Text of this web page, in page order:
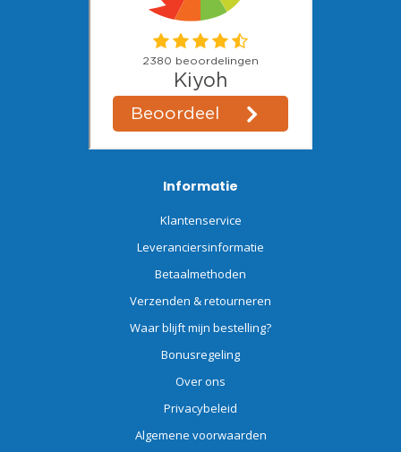
Informatie
Klantenservice
Leveranciersinformatie
Betaalmethoden
Verzenden & retourneren
Waar blijft mijn bestelling?
Bonusregeling
Over ons
Privacybeleid
Algemene voorwaarden